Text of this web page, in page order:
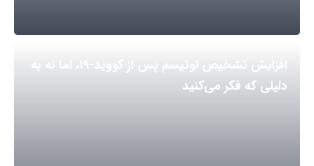
افزایش تشخیص اوتیسم پس از کووید-۱۹، اما نه به
دلیلی که فکر می‌کنید